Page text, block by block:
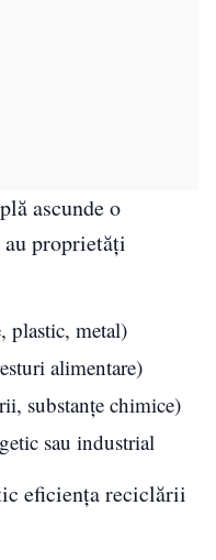
ascunde o
proprietăți
plastic, metal)
alimentare)
substanțe chimice)
sau industrial
eficiența reciclării